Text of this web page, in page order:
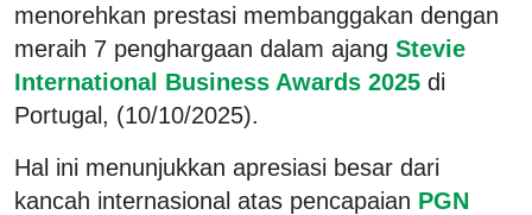
menorehkan prestasi membanggakan dengan
meraih 7 penghargaan dalam ajang Stevie
International Business Awards 2025 di
Portugal, (10/10/2025).
Hal ini menunjukkan apresiasi besar dari
kancah internasional atas pencapaian PGN